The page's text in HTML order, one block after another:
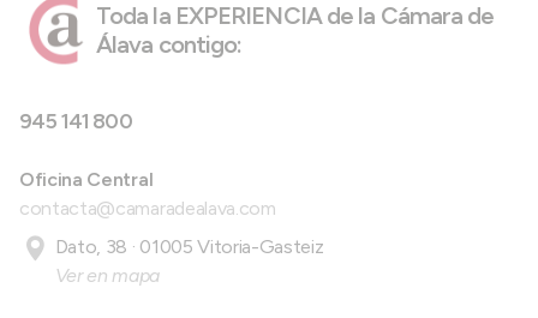
Toda la EXPERIENCIA de la Cámara de
Álava contigo:
945 141 800
Oficina Central
contacta@camaradealava.com
Dato, 38 · 01005 Vitoria-Gasteiz
Ver en mapa